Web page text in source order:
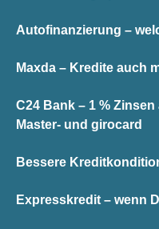
Autofinanzierung –
Maxda – Kredite auch
C24 Bank – 1 %
Master- und girocard
Bessere
Expresskredit – wenn